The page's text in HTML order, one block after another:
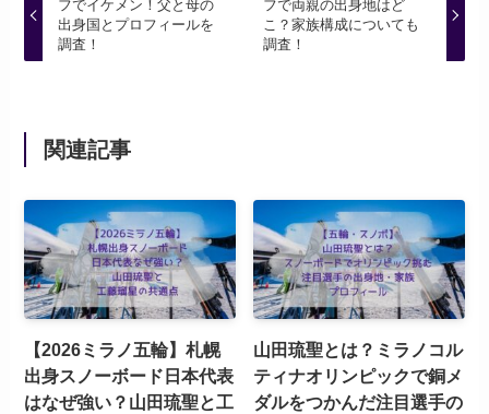
フでイケメン！父と母の
出身国とプロフィールを
調査！
フで両親の出身地はど
こ？家族構成についても
調査！
関連記事
【2026ミラノ五輪】札幌
出身スノーボード日本代表
はなぜ強い？山田琉聖と工
山田琉聖とは？ミラノコル
ティナオリンピックで銅メ
ダルをつかんだ注目選手の